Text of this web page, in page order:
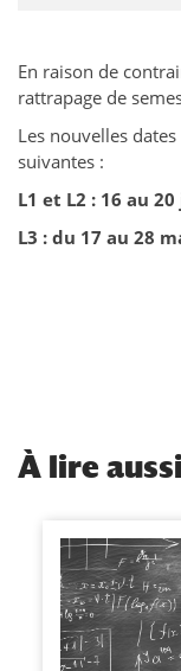
En raison de
rattrapage de
Les nouvelles
suivantes :
L1 et L2 : 16 au
L3 : du 17 au 28
À lire aussi